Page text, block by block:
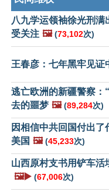
八九学运领袖徐光刑满
受关注 🖼️ (73,102次)
王春彦：七年黑牢见证
逃亡欧洲的新疆警察：
去的噩梦 🖼️ (89,284次)
因相信中共回国付出了
美国 🖼️ (45,233次)
山西原村支书用铲车活
🖼️▶️ (67,006次)